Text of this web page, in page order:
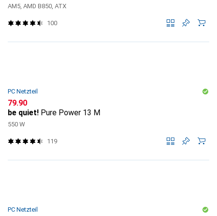
AM5, AMD B850, ATX
100
PC Netzteil
CHF
79.90
be quiet! Pure Power 13 M
550 W
119
PC Netzteil